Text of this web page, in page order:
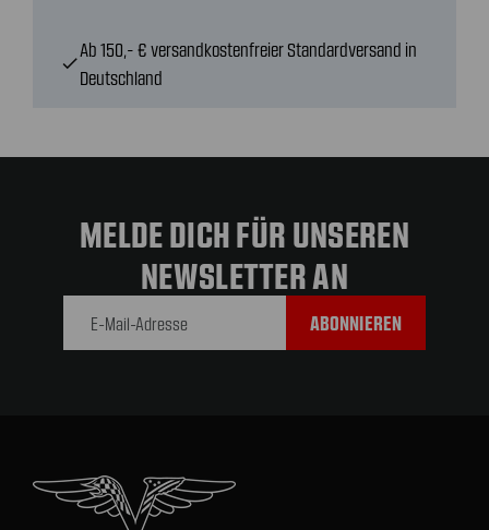
check
Ab 150,- € versandkostenfreier Standardversand in
Deutschland
MELDE DICH FÜR UNSEREN
NEWSLETTER AN